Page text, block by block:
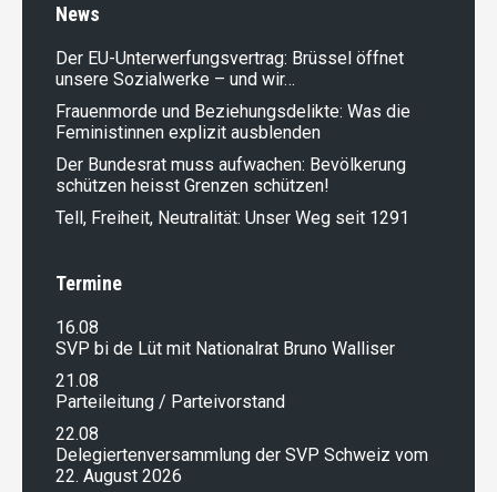
News
Der EU-Unterwerfungsvertrag: Brüssel öffnet
unsere Sozialwerke – und wir…
Frauenmorde und Beziehungsdelikte: Was die
Feministinnen explizit ausblenden
Der Bundesrat muss aufwachen: Bevölkerung
schützen heisst Grenzen schützen!
Tell, Freiheit, Neutralität: Unser Weg seit 1291
Termine
16.08
SVP bi de Lüt mit Nationalrat Bruno Walliser
21.08
Parteileitung / Parteivorstand
22.08
Delegiertenversammlung der SVP Schweiz vom
22. August 2026